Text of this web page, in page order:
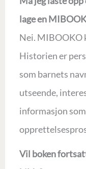
lage en
Nei. MIBOOKO
Historien er
som barnets
utseende,
informasjon
Vil boken